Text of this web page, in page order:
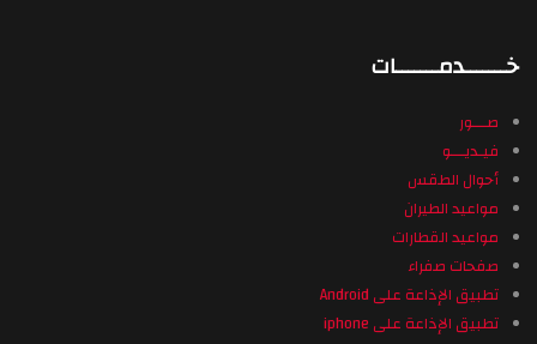
خـــــــدمـــــــات
صـــور
فيـديـــو
أحوال الطقس
مواعيد الطيران
مواعيد القطارات
صفحات صفراء
تطبيق الإذاعة على Android
تطبيق الإذاعة على iphone